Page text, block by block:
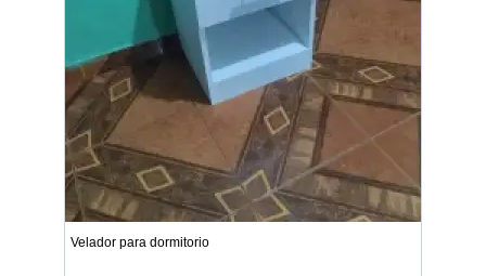
Velador para dormitorio